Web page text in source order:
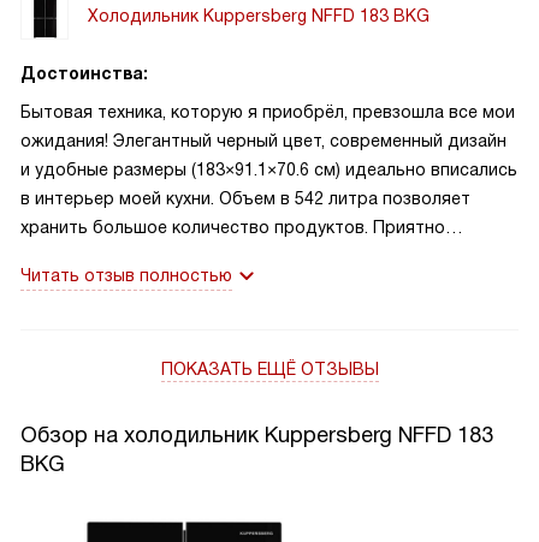
Холодильник Kuppersberg NFFD 183 BKG
Достоинства:
Бытовая техника, которую я приобрёл, превзошла все мои
ожидания! Элегантный черный цвет, современный дизайн
и удобные размеры (183×91.1×70.6 см) идеально вписались
в интерьер моей кухни. Объем в 542 литра позволяет
хранить большое количество продуктов. Приятно
и суперзаморозки, а также функции «Отпуск».
Читать отзыв полностью
ПОКАЗАТЬ ЕЩЁ ОТЗЫВЫ
Обзор на холодильник Kuppersberg NFFD 183
BKG